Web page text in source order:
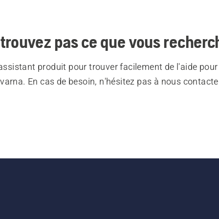
pas ce que vous
produit pour trouver facilement de l'aide
En cas de besoin, n'hésitez pas à nous